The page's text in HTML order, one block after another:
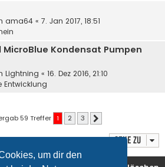
um dir den
ama64 « 7. Jan 2017, 18:51
MicroBlue Kondensat Pumpen
Lightning « 16. Dez 2016, 21:10
Entwicklung
59 Treffer 1 2 3
Gehe zu